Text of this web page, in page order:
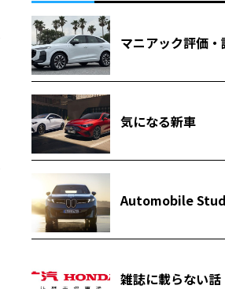
マニアック評価
気になる新車
Automobile
雑誌に載らない話